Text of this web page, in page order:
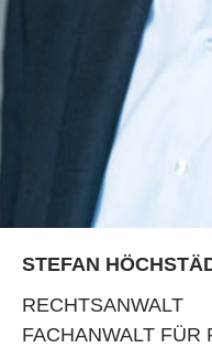
STEFAN
RECHTSANWALT
FACHANWALT FÜR